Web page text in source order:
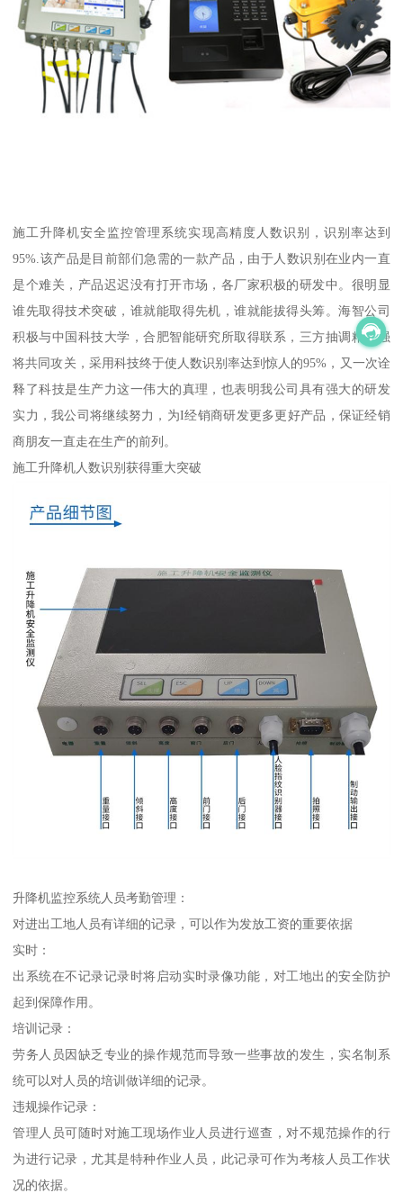
施工升降机安全监控管理系统实现高精度人数识别，识别率达到
95%.该产品是目前部们急需的一款产品，由于人数识别在业内一直
是个难关，产品迟迟没有打开市场，各厂家积极的研发中。很明显
谁先取得技术突破，谁就能取得先机，谁就能拔得头筹。海智公司
积极与中国科技大学，合肥智能研究所取得联系，三方抽调精兵强
将共同攻关，采用科技终于使人数识别率达到惊人的95%，又一次诠
释了科技是生产力这一伟大的真理，也表明我公司具有强大的研发
实力，我公司将继续努力，为I经销商研发更多更好产品，保证经销
商朋友一直走在生产的前列。
施工升降机人数识别获得重大突破
升降机监控系统人员考勤管理：
对进出工地人员有详细的记录，可以作为发放工资的重要依据
实时：
出系统在不记录记录时将启动实时录像功能，对工地出的安全防护
起到保障作用。
培训记录：
劳务人员因缺乏专业的操作规范而导致一些事故的发生，实名制系
统可以对人员的培训做详细的记录。
违规操作记录：
管理人员可随时对施工现场作业人员进行巡查，对不规范操作的行
为进行记录，尤其是特种作业人员，此记录可作为考核人员工作状
况的依据。